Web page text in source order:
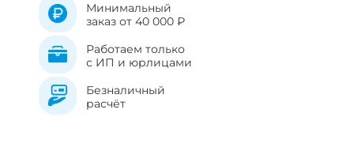
Минимальный
заказ от 40 000 ₽
Работаем только
с ИП и юрлицами
Безналичный
расчёт